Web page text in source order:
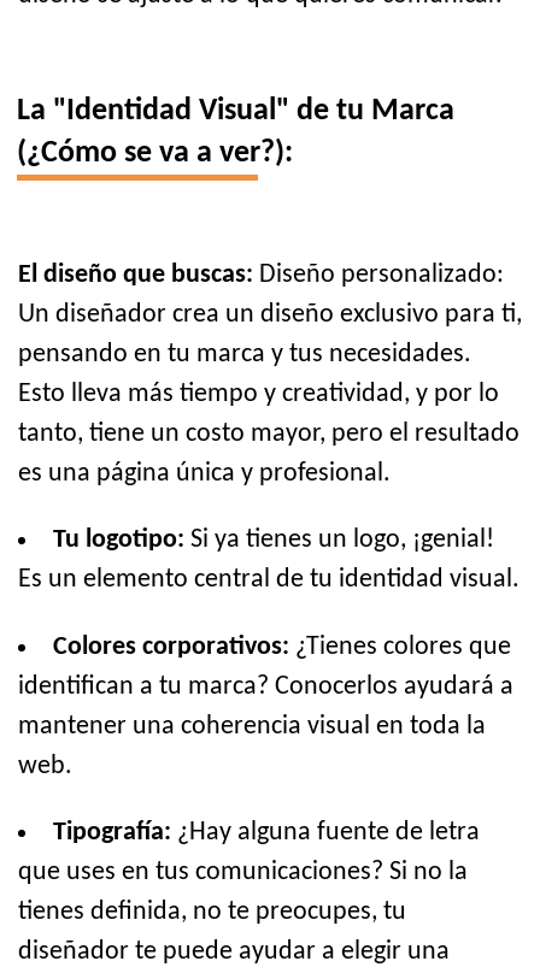
La "Identidad Visual" de tu Marca
(¿Cómo se va a ver?):
El diseño que buscas: Diseño personalizado:
Un diseñador crea un diseño exclusivo para ti,
pensando en tu marca y tus necesidades.
Esto lleva más tiempo y creatividad, y por lo
tanto, tiene un costo mayor, pero el resultado
es una página única y profesional.
Tu logotipo: Si ya tienes un logo, ¡genial!
Es un elemento central de tu identidad visual.
Colores corporativos: ¿Tienes colores que
identifican a tu marca? Conocerlos ayudará a
mantener una coherencia visual en toda la
web.
Tipografía: ¿Hay alguna fuente de letra
que uses en tus comunicaciones? Si no la
tienes definida, no te preocupes, tu
diseñador te puede ayudar a elegir una